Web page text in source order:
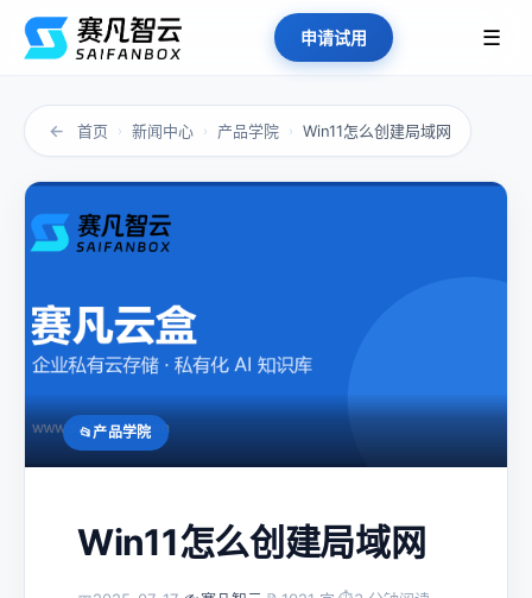
申请试用 ☰
← 首页 › 新闻中心 › 产品学院 › Win11怎么创建局域网
产品学院
Win11怎么创建局域网